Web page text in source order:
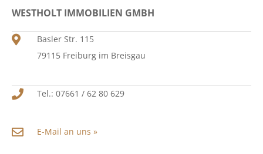
WESTHOLT IMMOBILIEN GMBH
Basler Str. 115
79115 Freiburg im Breisgau
Tel.: 07661 / 62 80 629
E-Mail an uns »